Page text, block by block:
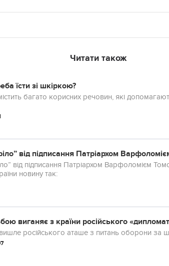
Читати також
їсти зі шкіркою?
багато корисних речовин, які
від підписання Патріархом
від підписання Патріархом Варфоломієм
новину так:
виганяє з країни російського
російського аташе з питань оборони за